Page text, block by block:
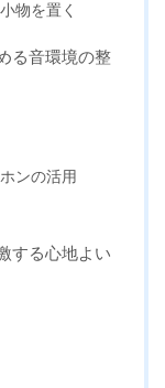
物を置く
る音環境の整
ンの活用
する心地よい